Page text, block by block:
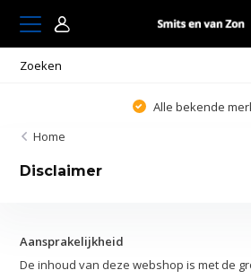
Alle bekende
Home
Disclaimer
Aansprakelijkheid
De inhoud van deze webshop is met de